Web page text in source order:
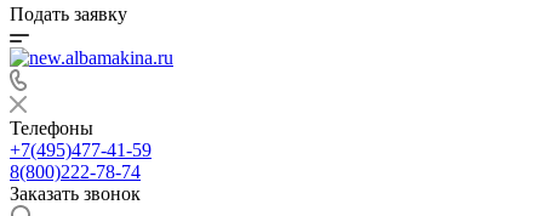
Подать заявку
Телефоны
+7(495)477-41-59
8(800)222-78-74
Заказать звонок